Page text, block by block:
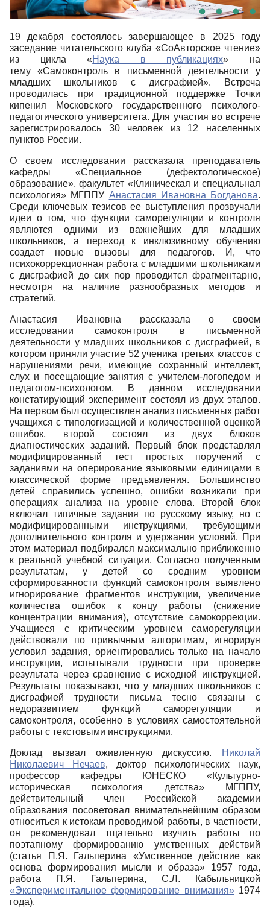
19 декабря состоялось завершающее в 2025 году
заседание читательского клуба «СоАвторское чтение»
из цикла «Наука в публикациях» на
тему «Самоконтроль в письменной деятельности у
младших школьников с дисграфией». Встреча
проводилась при традиционной поддержке Точки
кипения Московского государственного психолого-
педагогического университета. Для участия во встрече
зарегистрировалось 30 человек из 12 населенных
пунктов России.
О своем исследовании рассказала преподаватель
кафедры «Специальное (дефектологическое)
образование», факультет «Клиническая и специальная
психология» МГППУ Анастасия Ивановна Богданова.
Среди ключевых тезисов ее выступления прозвучали
идеи о том, что функции саморегуляции и контроля
являются одними из важнейших для младших
школьников, а переход к инклюзивному обучению
создает новые вызовы для педагогов. И, что
психокоррекционная работа с младшими школьниками
с дисграфией до сих пор проводится фрагментарно,
несмотря на наличие разнообразных методов и
стратегий.
Анастасия Ивановна рассказала о своем
исследовании самоконтроля в письменной
деятельности у младших школьников с дисграфией, в
котором приняли участие 52 ученика третьих классов с
нарушениями речи, имеющие сохранный интеллект,
слух и посещающие занятия с учителем-логопедом и
педагогом-психологом. В данном исследовании
констатирующий эксперимент состоял из двух этапов.
На первом был осуществлен анализ письменных работ
учащихся с типологизацией и количественной оценкой
ошибок, второй состоял из двух блоков
диагностических заданий. Первый блок представлял
модифицированный тест простых поручений с
заданиями на оперирование языковыми единицами в
классической форме предъявления. Большинство
детей справились успешно, ошибки возникали при
операциях анализа на уровне слова. Второй блок
включал типичные задания по русскому языку, но с
модифицированными инструкциями, требующими
дополнительного контроля и удержания условий. При
этом материал подбирался максимально приближенно
к реальной учебной ситуации. Согласно полученным
результатам, у детей со средним уровнем
сформированности функций самоконтроля выявлено
игнорирование фрагментов инструкции, увеличение
количества ошибок к концу работы (снижение
концентрации внимания), отсутствие самокоррекции.
Учащиеся с критическим уровнем саморегуляции
действовали по привычным алгоритмам, игнорируя
условия задания, ориентировались только на начало
инструкции, испытывали трудности при проверке
результата через сравнение с исходной инструкцией.
Результаты показывают, что у младших школьников с
дисграфией трудности письма тесно связаны с
недоразвитием функций саморегуляции и
самоконтроля, особенно в условиях самостоятельной
работы с текстовыми инструкциями.
Доклад вызвал оживленную дискуссию.
Николай
Николаевич Нечаев, доктор психологических наук,
профессор кафедры ЮНЕСКО «Культурно-
историческая психология детства» МГППУ,
действительный член Российской академии
образования посоветовал внимательнейшим образом
относиться к истокам проводимой работы, в частности,
он рекомендовал тщательно изучить работы по
поэтапному формированию умственных действий
(статья П.Я. Гальперина «Умственное действие как
основа формирования мысли и образа» 1957 года,
работа П.Я. Гальперина, С.Л. Кабыльницкой
«Экспериментальное формирование внимания»1974
года).